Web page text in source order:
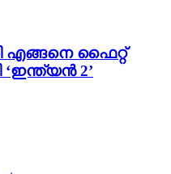
എങ്ങനെ ഫൈറ്റ്
2’